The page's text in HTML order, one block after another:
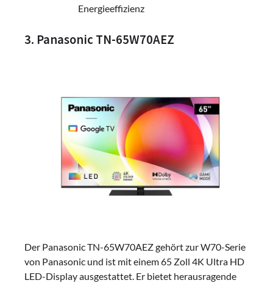
Energieeffizienz
3. Panasonic TN-65W70AEZ
Der Panasonic TN-65W70AEZ gehört zur W70-Serie
von Panasonic und ist mit einem 65 Zoll 4K Ultra HD
LED-Display ausgestattet. Er bietet herausragende